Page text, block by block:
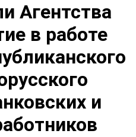
Агентства
в работе
и